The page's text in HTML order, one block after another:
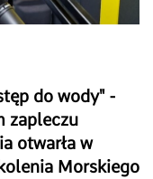
do wody" -
zapleczu
otwarła w
Morskiego